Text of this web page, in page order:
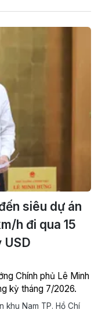
siêu dự án
h đi qua 15
USD
Chính phủ Lê Minh
kỳ tháng 7/2026.
khu Nam TP. Hồ Chí